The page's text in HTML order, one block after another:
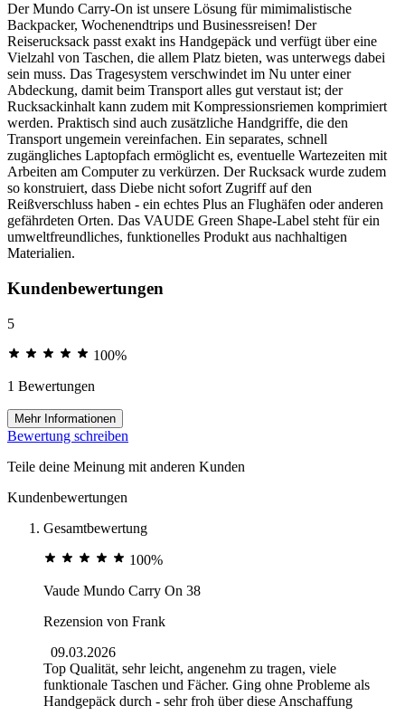
Der Mundo Carry-On ist unsere Lösung für mimimalistische
Backpacker, Wochenendtrips und Businessreisen! Der
Reiserucksack passt exakt ins Handgepäck und verfügt über eine
Vielzahl von Taschen, die allem Platz bieten, was unterwegs dabei
sein muss. Das Tragesystem verschwindet im Nu unter einer
Abdeckung, damit beim Transport alles gut verstaut ist; der
Rucksackinhalt kann zudem mit Kompressionsriemen komprimiert
werden. Praktisch sind auch zusätzliche Handgriffe, die den
Transport ungemein vereinfachen. Ein separates, schnell
zugängliches Laptopfach ermöglicht es, eventuelle Wartezeiten mit
Arbeiten am Computer zu verkürzen. Der Rucksack wurde zudem
so konstruiert, dass Diebe nicht sofort Zugriff auf den
Reißverschluss haben - ein echtes Plus an Flughäfen oder anderen
gefährdeten Orten. Das VAUDE Green Shape-Label steht für ein
umweltfreundliches, funktionelles Produkt aus nachhaltigen
Materialien.
Kundenbewertungen
5
100%
1 Bewertungen
Mehr Informationen
Bewertung schreiben
Teile deine Meinung mit anderen Kunden
Kundenbewertungen
Gesamtbewertung
100%
Vaude Mundo Carry On 38
Rezension von Frank
09.03.2026
Top Qualität, sehr leicht, angenehm zu tragen, viele
funktionale Taschen und Fächer. Ging ohne Probleme als
Handgepäck durch - sehr froh über diese Anschaffung